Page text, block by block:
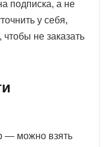
подписка, а не
у себя,
не заказать
— можно взять